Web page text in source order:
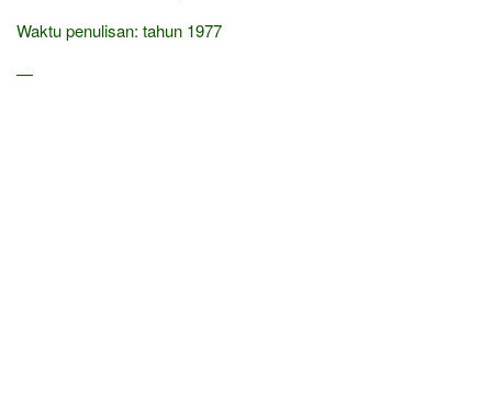
Waktu penulisan: tahun 1977
—